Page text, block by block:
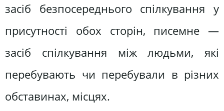
засіб безпосереднього спілкування у
присутності обох сторін, писемне —
засіб спілкування між людьми, які
перебувають чи перебували в різних
обставинах, місцях.